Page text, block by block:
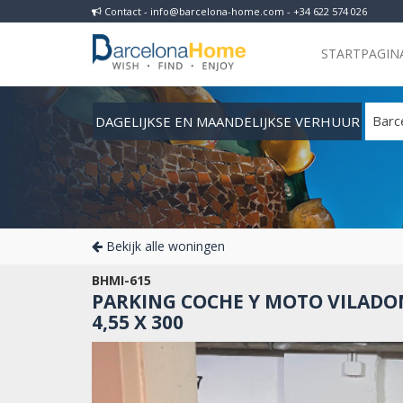
Contact - info@barcelona-home.com - +34 622 574 026
DAGELIJKSE EN MAANDELIJKSE VERHUUR
Bekijk alle woningen
BHMI-615
PARKING COCHE Y MOTO
4,55 X 300